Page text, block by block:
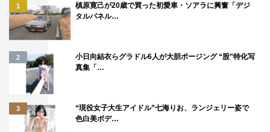
たとえあなたを忘れても
萩原利久
1
槙原寛己が20歳で買った初愛車・ソアラに興奮「デジ
タルパネル…
2
小日向結衣らグラドル6人が大胆ポージング “股”特化写
真集「…
3
“現役女子大生アイドル”七海りお、ランジェリー姿で
色白美ボデ…